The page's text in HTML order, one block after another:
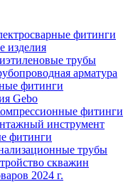
фитинги
изделия
трубы
арматура
фитинги
Gebo
фитинги
инструмент
фитинги
трубы
скважин
2024 г.